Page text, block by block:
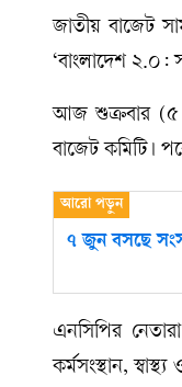
জাতীয় বাজেট
‘বাংলাদেশ ২.০:
আজ শুক্রবার (৫
বাজেট কমিটি।
৭ জুন বসছে
এনসিপির
কর্মসংস্থান,